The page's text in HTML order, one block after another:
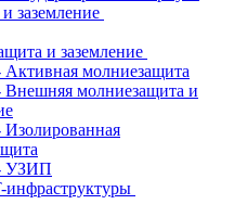
заземление
и заземление
Активная молниезащита
Внешняя молниезащита и
Изолированная
УЗИП
инфраструктуры